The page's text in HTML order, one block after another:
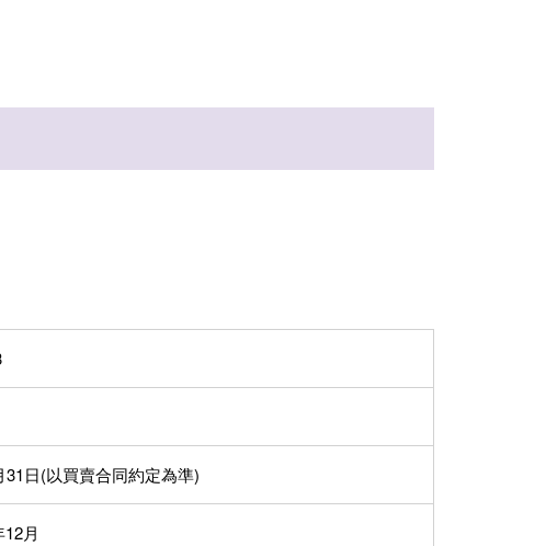
31日(以買賣合同約定為準)
月